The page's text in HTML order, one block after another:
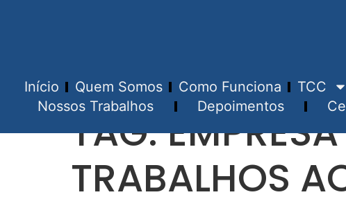
Início Quem Somos Como Funciona TCC
Nossos Trabalhos
Depoimentos
TAG:
TRABALHOS